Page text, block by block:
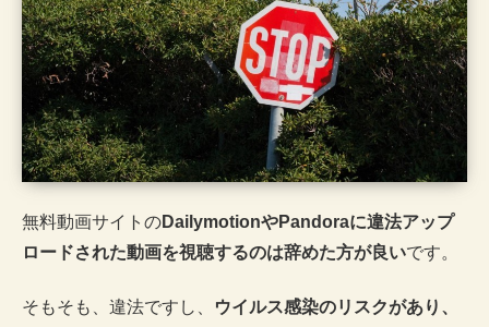
無料動画サイトのDailymotionやPandoraに違法アップ
ロードされた動画を視聴するのは辞めた方が良いです。
そもそも、違法ですし、
ウイルス感染のリスクがあり、